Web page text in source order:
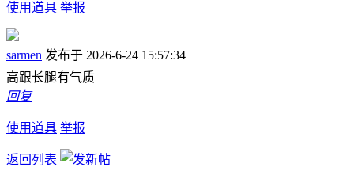
使用道具 举报
sarmen 发布于 2026-6-24 15:57:34
高跟长腿有气质
回复
使用道具 举报
返回列表